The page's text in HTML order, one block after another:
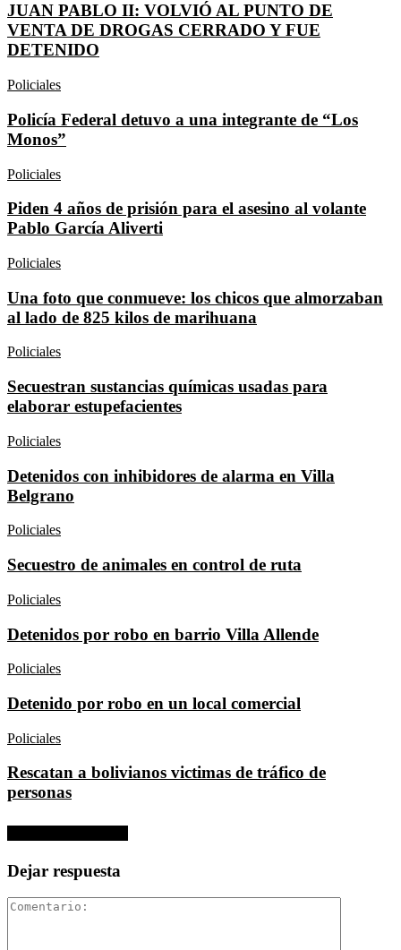
JUAN PABLO II: VOLVIÓ AL PUNTO DE
VENTA DE DROGAS CERRADO Y FUE
DETENIDO
Policiales
Policía Federal detuvo a una integrante de “Los
Monos”
Policiales
Piden 4 años de prisión para el asesino al volante
Pablo García Aliverti
Policiales
Una foto que conmueve: los chicos que almorzaban
al lado de 825 kilos de marihuana
Policiales
Secuestran sustancias químicas usadas para
elaborar estupefacientes
Policiales
Detenidos con inhibidores de alarma en Villa
Belgrano
Policiales
Secuestro de animales en control de ruta
Policiales
Detenidos por robo en barrio Villa Allende
Policiales
Detenido por robo en un local comercial
Policiales
Rescatan a bolivianos victimas de tráfico de
personas
Dejar respuesta